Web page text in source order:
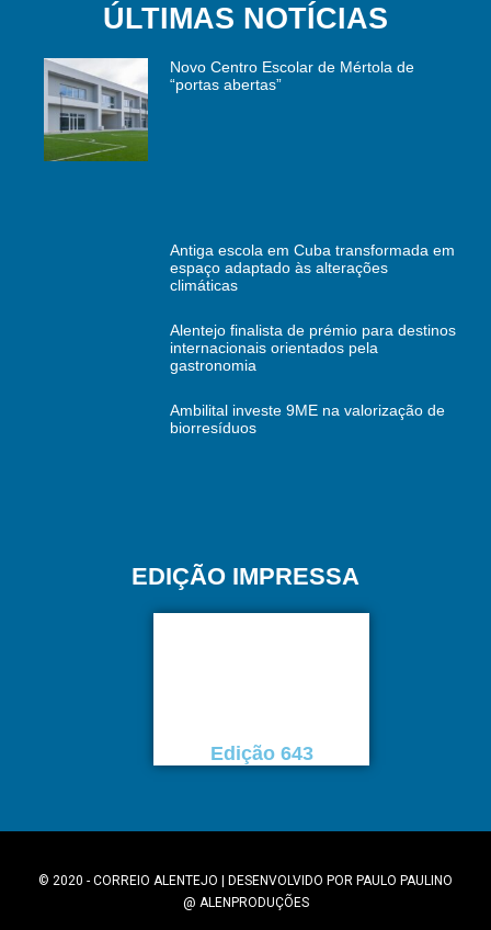
ÚLTIMAS NOTÍCIAS
Novo Centro Escolar de Mértola de
“portas abertas”
Antiga escola em Cuba transformada em
espaço adaptado às alterações
climáticas
Alentejo finalista de prémio para destinos
internacionais orientados pela
gastronomia
Ambilital investe 9ME na valorização de
biorresíduos
EDIÇÃO IMPRESSA
Edição 643
© 2020 - CORREIO ALENTEJO | DESENVOLVIDO POR PAULO PAULINO
@ ALENPRODUÇÕES